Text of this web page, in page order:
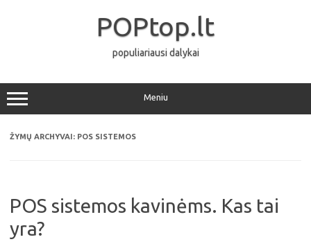
POPtop.lt
populiariausi dalykai
Meniu
ŽYMŲ ARCHYVAI: POS SISTEMOS
POS sistemos kavinėms. Kas tai
yra?